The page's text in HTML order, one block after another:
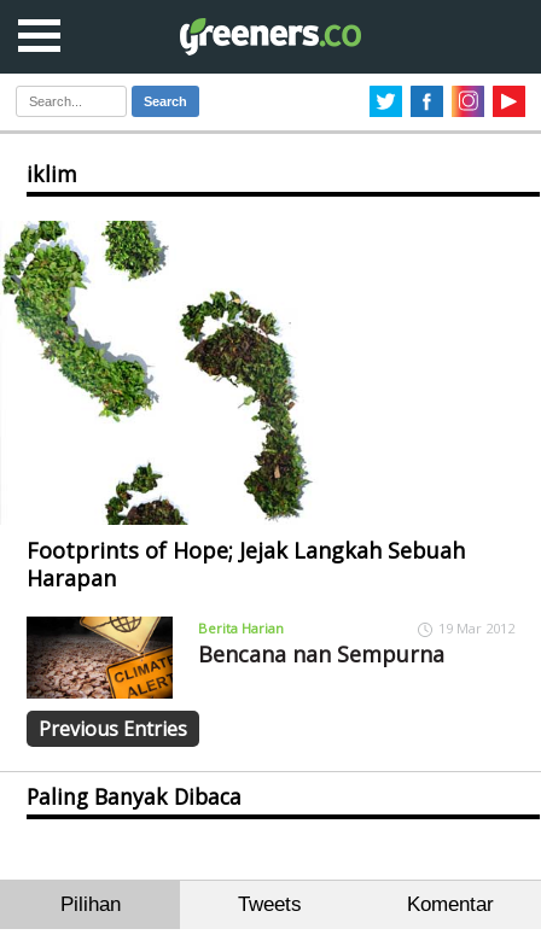
Search
iklim
Footprints of Hope; Jejak Langkah Sebuah
Harapan
Berita Harian 19 Mar 2012
Bencana nan Sempurna
Previous Entries
Paling Banyak Dibaca
Pilihan Tweets Komentar